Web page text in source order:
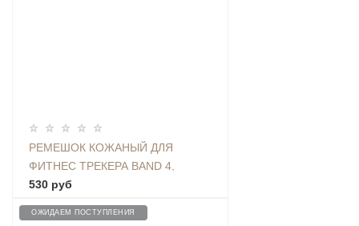
РЕМЕШОК КОЖАНЫЙ ДЛЯ
ФИТНЕС ТРЕКЕРА BAND 4,
ЧЕРНЫЙ
530 руб
ОЖИДАЕМ ПОСТУПЛЕНИЯ